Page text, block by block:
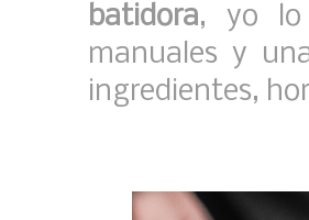
batidora, yo lo
manuales y
ingredientes,